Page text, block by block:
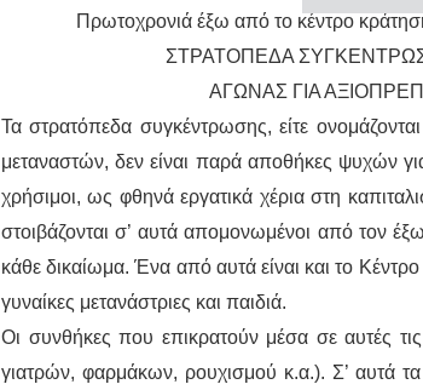
Πρωτοχρονιά έξω από το κέντρο
ΣΤΡΑΤΟΠΕΔΑ
ΑΓΩΝΑΣ ΓΙΑ
Τα στρατόπεδα συγκέντρωσης, είτε
μεταναστών, δεν είναι παρά αποθήκες ψυχών
χρήσιμοι, ως φθηνά εργατικά χέρια στη
στοιβάζονται σ’ αυτά απομονωμένοι από τον
κάθε δικαίωμα. Ένα από αυτά είναι και το
γυναίκες μετανάστριες και παιδιά.
Οι συνθήκες που επικρατούν μέσα σε αυτές
γιατρών, φαρμάκων, ρουχισμού κ.α.). Σ’ αυτά